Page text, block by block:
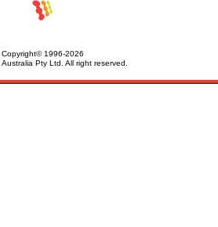
Copyright© 1996-2026
Pty Ltd. All right reserved.